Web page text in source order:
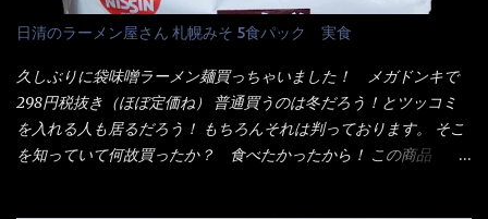
抽出物、(一部にえび・小麦・そば・卵・ さば ・大豆・豚肉・やま
いも・ゼラチンを含む) 材料から見れば、緑のたぬきの方が蒲鉾が
入っている！ あの半円形のヤツね！ それとカロチン色素・・・
さば！？ さばって鯖か？？ サバ読んでないか？？ ■カロリー
比較 緑のたぬき ...
も経つと記憶の彼方に・・・いや歳だから記憶力が、どうのこう
のではない。 記憶に残るだけのインパクトに欠けている商品と
云う事（当時） 開封すると・・・ 小袋なんてありゃしない！ カ
ップヌードルは基本蓋開けて、熱湯を注ぐだけで出来る！それが
デビュー時からの最大のポイント。 だから粉末スープの具も全
部カップの中でカオス状態。 これ特に縦型Bigカップだと、スー
日清のラーメン屋さん 札幌みそ 5食パック 実食
久しぶりに袋味噌ラーメン麺買っちゃいました！ メガドンキで
298円税抜き（ほぼ定価ね） 普通買うのは冬だろう！とツッコミ
を入れる人も居るだろう！ もちろんそれは判っております。 そこ
を知っていて何故買ったか？ 食べたかったから！ この商品